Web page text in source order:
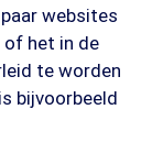
websites
het in de
te worden
bijvoorbeeld